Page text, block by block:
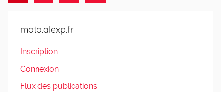
des
publications
moto.alexp.fr
Inscription
Connexion
Flux des publications